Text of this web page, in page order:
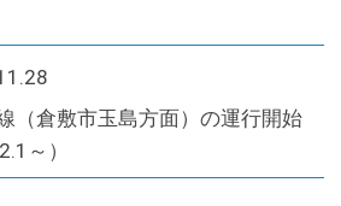
（倉敷市玉島方面）の運行開始
～）